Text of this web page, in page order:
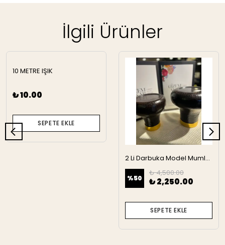
İlgili Ürünler
10 METRE IŞIK
₺ 10.00
SEPETE EKLE
2 Li Darbuka Model Mumluk
%50
₺ 4,500.00
₺ 2,250.00
SEPETE EKLE